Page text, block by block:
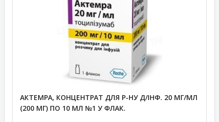
АКТЕМРА, КОНЦЕНТРАТ ДЛЯ Р-НУ Д/ІНФ. 20 МГ/МЛ
(200 МГ) ПО 10 МЛ №1 У ФЛАК.